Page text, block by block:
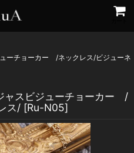
ーチョーカー /ネックレス/ビジューネ
スビジューチョーカー /
ス/ [Ru-N05]